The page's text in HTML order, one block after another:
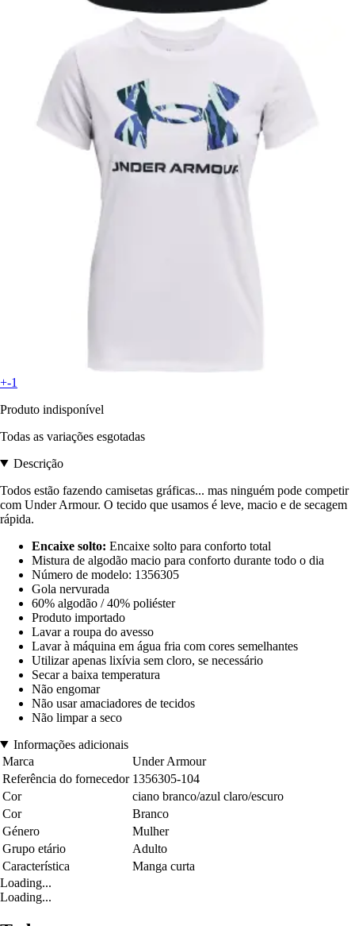
+-1
Produto indisponível
Todas as variações esgotadas
Descrição
Todos estão fazendo camisetas gráficas... mas ninguém pode competir
com Under Armour. O tecido que usamos é leve, macio e de secagem
rápida.
Encaixe solto: Encaixe solto para conforto total
Mistura de algodão macio para conforto durante todo o dia
Número de modelo: 1356305
Gola nervurada
60% algodão / 40% poliéster
Produto importado
Lavar a roupa do avesso
Lavar à máquina em água fria com cores semelhantes
Utilizar apenas lixívia sem cloro, se necessário
Secar a baixa temperatura
Não engomar
Não usar amaciadores de tecidos
Não limpar a seco
Informações adicionais
Marca
Under Armour
Referência do fornecedor 1356305-104
Cor
ciano branco/azul claro/escuro
Cor
Branco
Género
Mulher
Grupo etário
Adulto
Característica
Manga curta
Loading...
Loading...